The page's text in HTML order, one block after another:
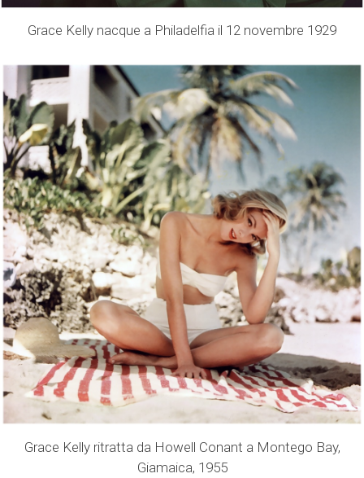
Grace Kelly nacque a Philadelfia il 12 novembre 1929
Grace Kelly ritratta da Howell Conant a Montego Bay,
Giamaica, 1955